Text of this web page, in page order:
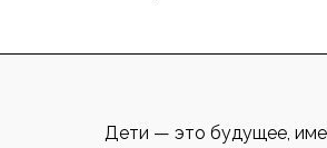
Дети — это будущее,